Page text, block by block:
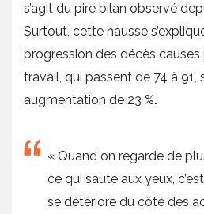
s’agit du pire bilan observé
Surtout, cette hausse
progression des décès
travail, qui passent de 74 à 91,
augmentation de 23 %.
« Quand on regarde de
ce qui saute aux yeux,
se détériore du côté des